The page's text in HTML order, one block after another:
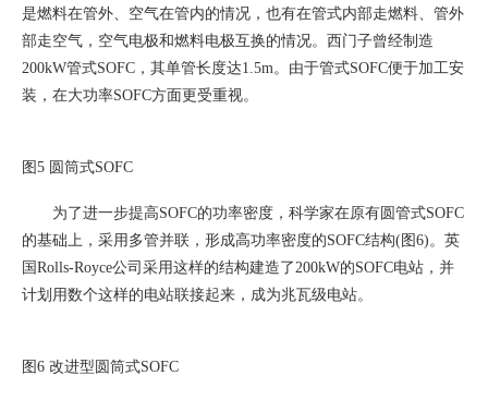
是燃料在管外、空气在管内的情况，也有在管式内部走燃料、管外
部走空气，空气电极和燃料电极互换的情况。西门子曾经制造
200kW管式SOFC，其单管长度达1.5m。由于管式SOFC便于加工安
装，在大功率SOFC方面更受重视。
图5 圆筒式SOFC
为了进一步提高SOFC的功率密度，科学家在原有圆管式SOFC
的基础上，采用多管并联，形成高功率密度的SOFC结构(图6)。英
国Rolls-Royce公司采用这样的结构建造了200kW的SOFC电站，并
计划用数个这样的电站联接起来，成为兆瓦级电站。
图6 改进型圆筒式SOFC